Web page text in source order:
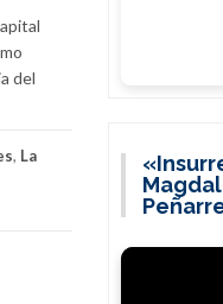
del
, La